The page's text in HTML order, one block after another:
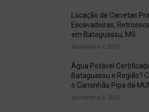
Locação de Carretas
Escavadeiras,
em Bataguassu, MS
dezembro 7, 2025
Água Potável
Bataguassu e Região?
o Caminhão Pipa da
dezembro 6, 2025